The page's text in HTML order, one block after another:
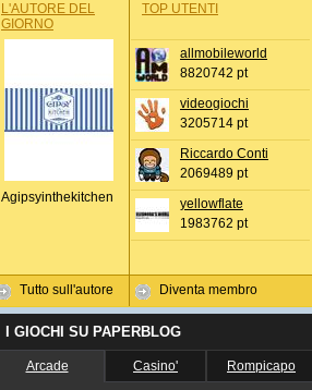
L'AUTORE DEL
GIORNO
Agipsyinthekitchen
Tutto sull'autore
TOP UTENTI
allmobileworld
8820742 pt
videogiochi
3205714 pt
Riccardo Conti
2069489 pt
yellowflate
1983762 pt
Diventa membro
I GIOCHI SU PAPERBLOG
Arcade Casino' Rompicapo